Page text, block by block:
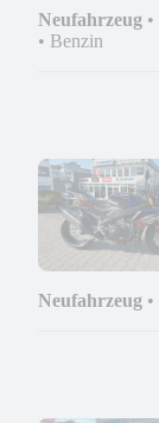
Neufahrzeug •
• Benzin
Neufahrzeug •